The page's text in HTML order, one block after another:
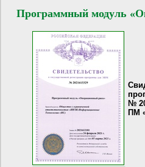
Программный модуль
№
ПМ